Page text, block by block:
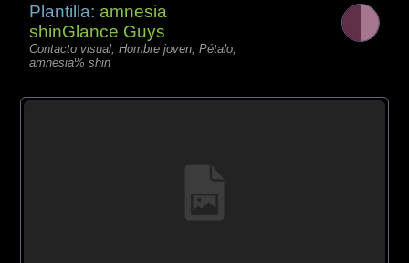
Plantilla:amnesia
shinGlance Guys
Contacto visual, Hombre joven, Pétalo,
amnesia% shin